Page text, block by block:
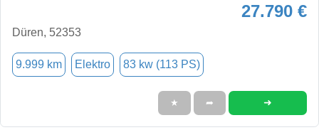
27.790 €
Düren, 52353
9.999 km Elektro 83 kw (113 PS)
★ ➦ ➜